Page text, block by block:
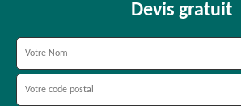
Devis gratuit